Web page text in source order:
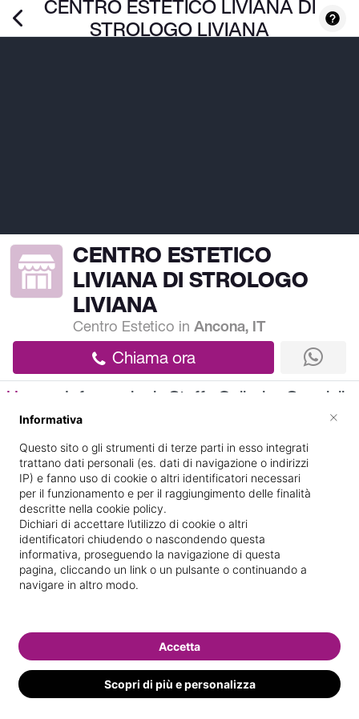
CENTRO ESTETICO LIVIANA DI
STROLOGO LIVIANA
CENTRO ESTETICO
LIVIANA DI STROLOGO
LIVIANA
Centro Estetico inAncona, IT
Chiama ora
Home
Informazioni Staff Galleria
Informazioni
V. GIORDANO BRUNO
Indicazioni stradali
Il nostro staff
Informativa
Questo sito o gli strumenti di terze parti in esso integrati
trattano dati personali (es. dati di navigazione o indirizzi
IP) e fanno uso di cookie o altri identificatori necessari
per il funzionamento e per il raggiungimento delle finalità
descritte nella cookie policy.
Dichiari di accettare l’utilizzo di cookie o altri
identificatori chiudendo o nascondendo questa
informativa, proseguendo la navigazione di questa
pagina, cliccando un link o un pulsante o continuando a
navigare in altro modo.
Scopri di più e personalizza
Accetta
×